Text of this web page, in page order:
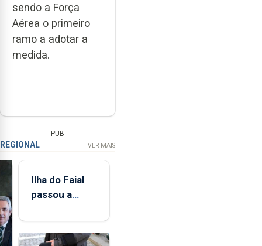
sendo a Força
Aérea o primeiro
ramo a adotar a
medida.
PUB
REGIONAL VER MAIS
Ilha do Faial
passou a
de
monitorização